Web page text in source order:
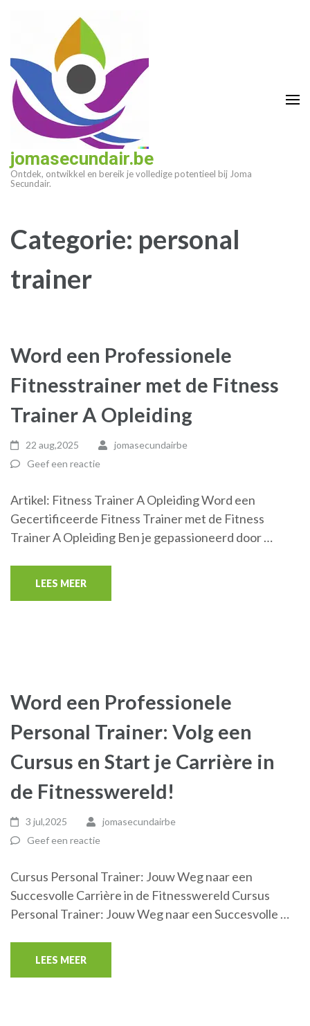
(druk
enter)
jomasecundair.be
Ontdek, ontwikkel en bereik je volledige potentieel bij Joma
Secundair.
Categorie: personal
trainer
Word een Professionele
Fitnesstrainer met de Fitness
Trainer A Opleiding
22 aug,2025
jomasecundairbe
Geef een reactie
Artikel: Fitness Trainer A Opleiding Word een
Gecertificeerde Fitness Trainer met de Fitness
Trainer A Opleiding Ben je gepassioneerd door …
LEES MEER
Word een Professionele
Personal Trainer: Volg een
Cursus en Start je Carrière in
de Fitnesswereld!
3 jul,2025
jomasecundairbe
Geef een reactie
Cursus Personal Trainer: Jouw Weg naar een
Succesvolle Carrière in de Fitnesswereld Cursus
Personal Trainer: Jouw Weg naar een Succesvolle …
LEES MEER